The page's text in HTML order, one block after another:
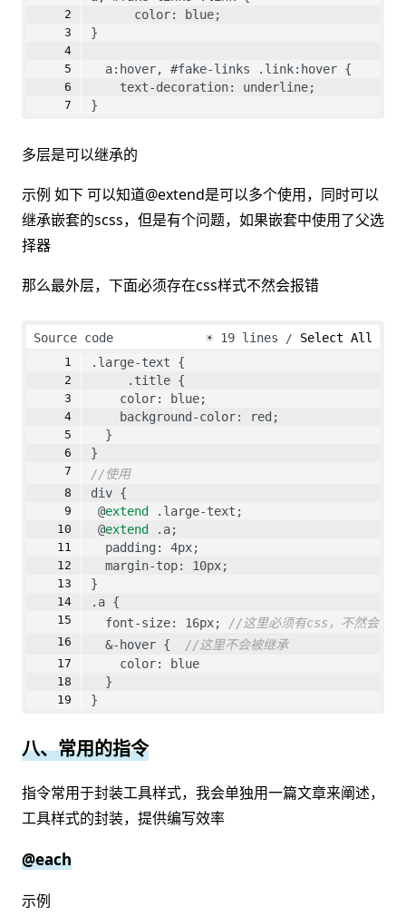
      color: blue;
}
  a:hover, #fake-links .link:hover {
    text-decoration: underline;
}
多层是可以继承的
示例 如下 可以知道@extend是可以多个使用，同时可以
继承嵌套的scss，但是有个问题，如果嵌套中使用了父选
择器
那么最外层，下面必须存在css样式不然会报错
Source code ☀ 19 lines
Select All
.large-text {
     .title {
    color: blue;
    background-color: red;
  }
}
//使用
div {
@extend
.large-text;
@extend
.a;
  padding: 4px;
  margin-top: 10px;
}
.a {
  font-size: 16px;
//这里必须有css，不然会找
  &-hover {
//这里不会被继承
    color: blue
  }
}
八、常用的指令
指令常用于封装工具样式，我会单独用一篇文章来阐述，
工具样式的封装，提供编写效率
@each
示例